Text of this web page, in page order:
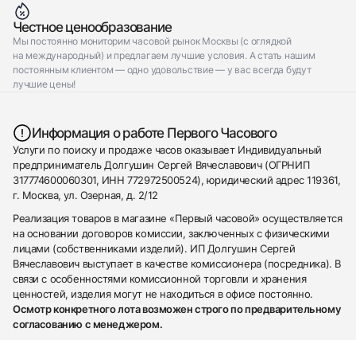
Честное ценообразование
Мы постоянно мониторим часовой рынок Москвы (с оглядкой
на международный) и предлагаем лучшие условия. А стать нашим
постоянным клиентом — одно удовольствие — у вас всегда будут
лучшие цены!
Информация о работе Первого Часового
Услуги по поиску и продаже часов оказывает Индивидуальный
предприниматель Долгушин Сергей Вячеславович (ОГРНИП
317774600060301, ИНН 772972500524), юридический адрес 119361,
г. Москва, ул. Озерная, д. 2/12
Реализация товаров в магазине «Первый часовой» осуществляется
на основании договоров комиссии, заключенных с физическими
лицами (собственниками изделий). ИП Долгушин Сергей
Вячеславович выступает в качестве комиссионера (посредника). В
связи с особенностями комиссионной торговли и хранения
ценностей, изделия могут не находиться в офисе постоянно.
Осмотр конкретного лота возможен строго по предварительному
согласованию с менеджером.